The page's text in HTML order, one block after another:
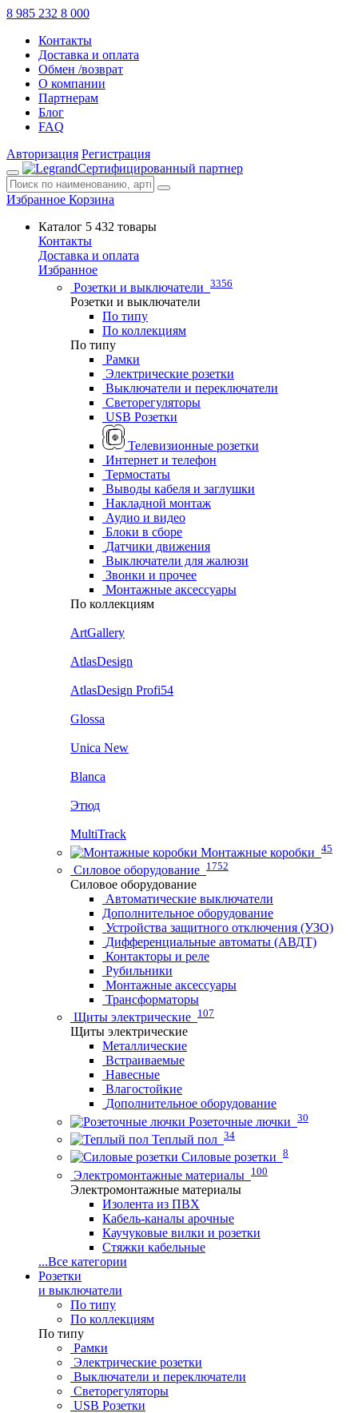
8 985 232 8 000
Контакты
Доставка и оплата
Обмен /возврат
О компании
Партнерам
Блог
FAQ
Авторизация Регистрация
Сертифицированный партнер
Избранное Корзина
Каталог 5 432 товары
Контакты
Доставка и оплата
Избранное
Розетки и выключатели 3356
Розетки и выключатели
По типу
По коллекциям
По типу
Рамки
Электрические розетки
Выключатели и переключатели
Светорегуляторы
USB Розетки
Телевизионные розетки
Интернет и телефон
Термостаты
Выводы кабеля и заглушки
Накладной монтаж
Аудио и видео
Блоки в сборе
Датчики движения
Выключатели для жалюзи
Звонки и прочее
Монтажные аксессуары
По коллекциям
ArtGallery
AtlasDesign
AtlasDesign Profi54
Glossa
Unica New
Blanca
Этюд
MultiTrack
Монтажные коробки 45
Силовое оборудование 1752
Силовое оборудование
Автоматические выключатели
Дополнительное оборудование
Устройства защитного отключения (УЗО)
Дифференциальные автоматы (АВДТ)
Контакторы и реле
Рубильники
Монтажные аксессуары
Трансформаторы
Щиты электрические 107
Щиты электрические
Металлические
Встраиваемые
Навесные
Влагостойкие
Дополнительное оборудование
Розеточные лючки 30
Теплый пол 34
Силовые розетки 8
Электромонтажные материалы 100
Электромонтажные материалы
Изолента из ПВХ
Кабель-каналы арочные
Каучуковые вилки и розетки
Стяжки кабельные
...Все категории
Розетки
и выключатели
По типу
По коллекциям
По типу
Рамки
Электрические розетки
Выключатели и переключатели
Светорегуляторы
USB Розетки